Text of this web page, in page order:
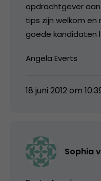
opdrachtgever
tips zijn welkom en
goede kandidaten
Angela Everts
18 juni 2012 om
Sophia